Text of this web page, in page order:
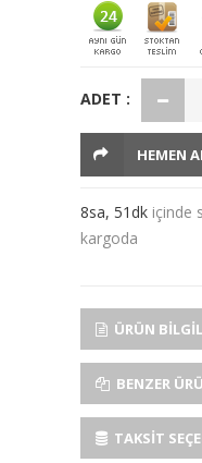
ADET :
HEMEN
8sa, 51dk içinde
kargoda
ÜRÜN
BENZER
TAKSIT